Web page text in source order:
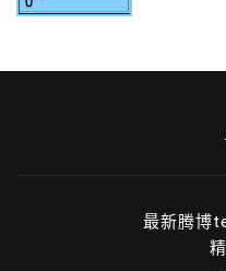
最新腾博